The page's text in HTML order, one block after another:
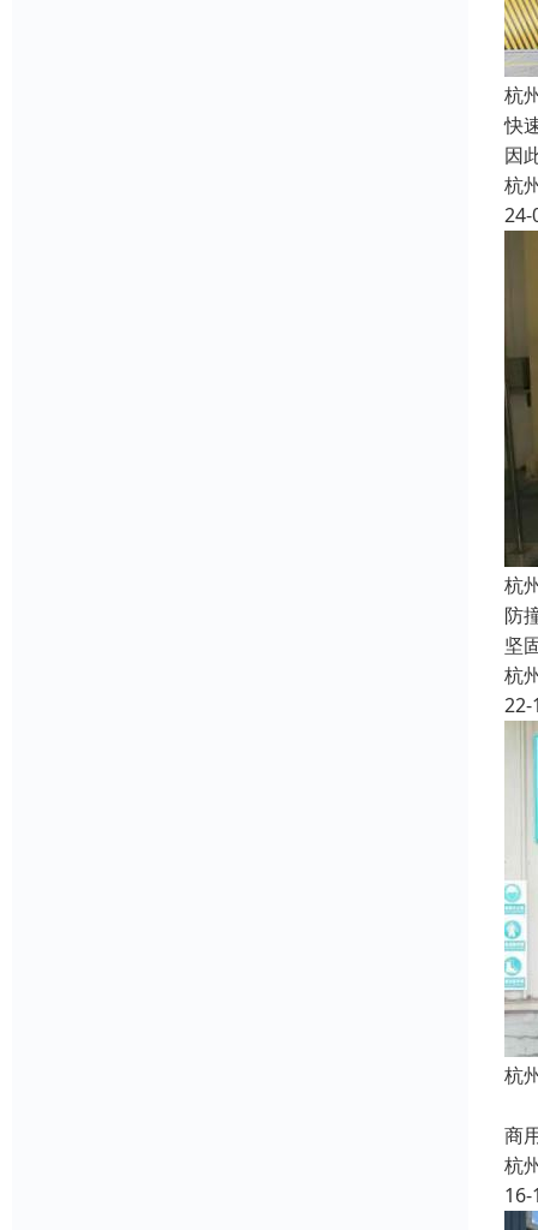
杭
快
因
杭
24-
杭
防
坚
杭
22-
杭
商
杭
16-